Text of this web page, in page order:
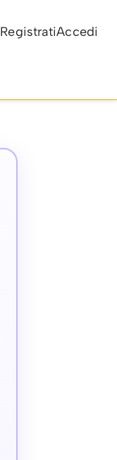
RegistratiAccedi